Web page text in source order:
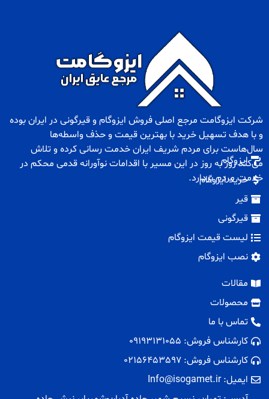
شرکت ایزوگامت مرجع اصلی فروش ایزوگام وقیرگونی در ایران بوده
و با هدف تسهیل خرید با بهترین قیمت و حذف واسطه‌ها
سال‌هاست برای مردم شریف ایران خدمت رسانی کرده و تلاش
می‌کند روز به روز در این مسیر با اقدامات نوآورانه قدمی محکم در
خدمت مردم بردارد.
ایزوگام
خرید ایزوگام
قیر
قیرگونی
لیست قیمت ایزوگام
نصب ایزوگام
مقالات
محصولات
تماس با ما
کارشناس فروش: 09193131055
کارشناس فروش: 02156453597
ایمیل: Info@isogamet.ir